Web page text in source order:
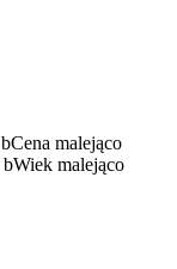
bCena malejąco
bWiek malejąco